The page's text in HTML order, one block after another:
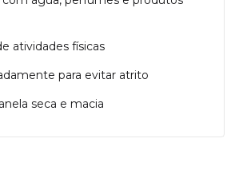
atividades físicas
para evitar atrito
seca e macia